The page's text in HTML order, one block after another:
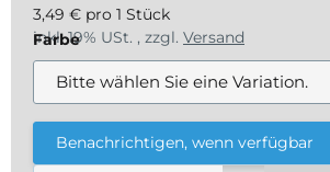
3,49 € pro 1 Stück
inkl. 19% USt. , zzgl. Versand
Farbe
Bitte wählen Sie eine Variation.
Benachrichtigen, wenn verfügbar